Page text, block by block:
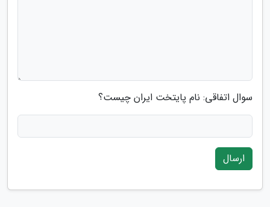
سوال اتفاقی: نام پایتخت ایران چیست؟
ارسال